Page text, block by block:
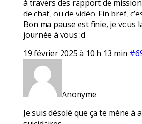
à travers des rapport de
de chat, ou de vidéo. Fin bref,
Bon ma pause est finie, je vous
journée à vous :d
19 février 2025 à 10 h 13 min
Anonyme
Je suis désolé que ça te mène à